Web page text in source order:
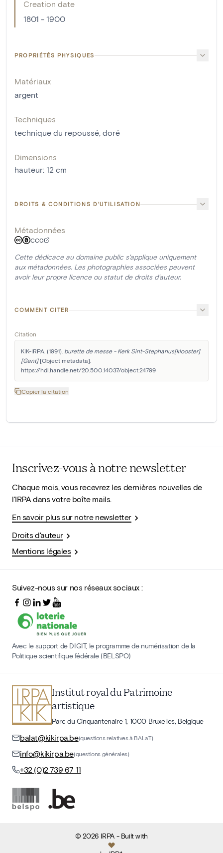
Creation date
1801 - 1900
PROPRIÉTÉS PHYSIQUES
Matériaux
argent
Techniques
technique du repoussé, doré
Dimensions
hauteur: 12 cm
DROITS & CONDITIONS D'UTILISATION
Métadonnées
CC0
Cette dédicace au domaine public s'applique uniquement
aux métadonnées. Les photographies associées peuvent
avoir leur propre licence ou statut de droits d'auteur.
COMMENT CITER
Citation
KIK-IRPA. (1991). burette de messe - Kerk Sint-Stephanus[klooster]
[Gent] [Object metadata].
https://hdl.handle.net/20.500.14037/object.24799
Copier la citation
Inscrivez-vous à notre newsletter
Chaque mois, vous recevrez les dernières nouvelles de
l'IRPA dans votre boîte mails.
En savoir plus sur notre newsletter
Droits d'auteur
Mentions légales
Suivez-nous sur nos réseaux sociaux :
Avec le support de DIGIT, le programme de numérisation de la
Politique scientifique fédérale (BELSPO)
Institut royal du Patrimoine
artistique
Parc du Cinquantenaire 1, 1000 Bruxelles, Belgique
balat@kikirpa.be(questions relatives à BALaT)
info@kikirpa.be(questions générales)
+32 (0)2 739 67 11
©2026 IRPA- Built with